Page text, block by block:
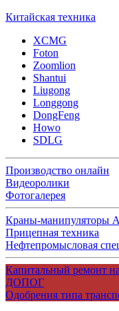
Китайская техника
XCMG
Foton
Zoomlion
Shantui
Liugong
Longgong
DongFeng
Howo
SDLG
Производство онлайн
Видеоролики
Фотогалерея
Краны-манипуляторы
Прицепная техника
Нефтепромысловая
Капитальный ремонт
ДОПОГ
Одобрения типа